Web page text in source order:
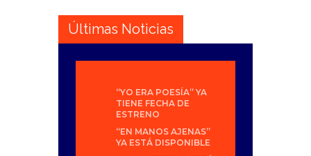
Últimas Noticias
“YO ERA POESÍA” YA
TIENE FECHA DE
ESTRENO
“EN MANOS AJENAS”
YA ESTÁ DISPONIBLE